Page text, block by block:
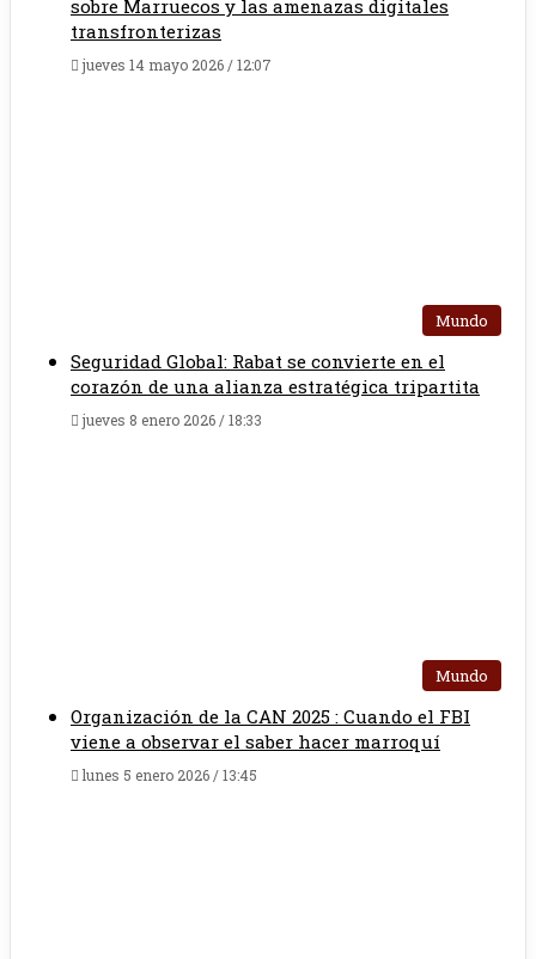
sobre Marruecos y las amenazas digitales
transfronterizas
jueves 14 mayo 2026 / 12:07
Mundo
Seguridad Global: Rabat se convierte en el
corazón de una alianza estratégica tripartita
jueves 8 enero 2026 / 18:33
Mundo
Organización de la CAN 2025 : Cuando el FBI
viene a observar el saber hacer marroquí
lunes 5 enero 2026 / 13:45